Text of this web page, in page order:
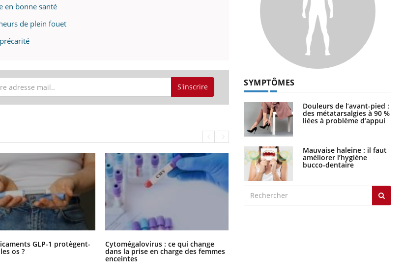
en bonne santé
de plein fouet
S'inscrire
GLP-1 protègent-
os ?
Cytomégalovirus : ce qui change
dans la prise en charge des femmes
enceintes
SYMPTÔMES
Douleurs de l’avant-pied :
des métatarsalgies à 90 %
liées à problème d’appui
Mauvaise haleine : il faut
améliorer l’hygiène
bucco-dentaire